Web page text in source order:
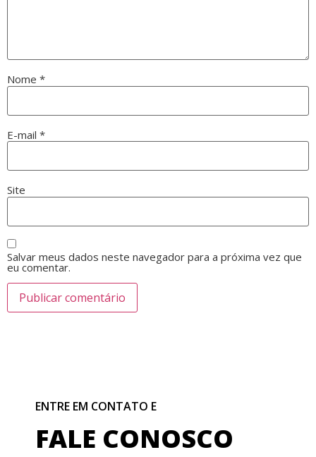
Nome *
E-mail *
Site
Salvar meus dados neste navegador para a próxima vez que
eu comentar.
ENTRE EM CONTATO E
FALE CONOSCO